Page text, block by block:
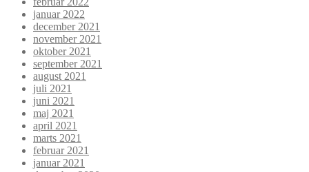
januar 2022
december 2021
november 2021
oktober 2021
september 2021
august 2021
juli 2021
juni 2021
maj 2021
april 2021
marts 2021
februar 2021
januar 2021